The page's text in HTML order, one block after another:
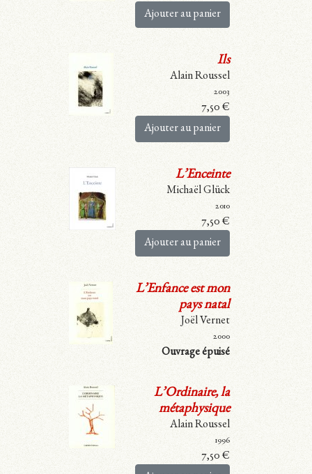
Ajouter au panier
Ils
Alain Roussel
2003
7,50 €
Ajouter au panier
L’Enceinte
Michaël Glück
2010
7,50 €
Ajouter au panier
L’Enfance est mon
pays natal
Joël Vernet
2000
Ouvrage épuisé
L’Ordinaire, la
métaphysique
Alain Roussel
1996
7,50 €